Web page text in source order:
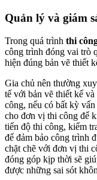
Quản lý và giám
Trong quá trình thi
công trình đóng vai trò
hiện đúng bản vẽ thiết
Gia chủ nên thường
tế với bản vẽ thiết kế
công, nếu có bất kỳ
cho đơn vị thi công để
tiến độ thi công, kiểm
để đảm bảo công trình
chặt chẽ với đơn vị thi
đóng góp kịp thời sẽ
được những sai sót